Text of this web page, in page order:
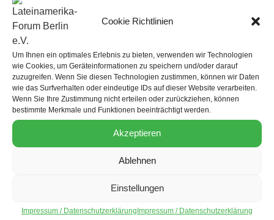
Cookie Richtlinien
Um Ihnen ein optimales Erlebnis zu bieten, verwenden wir Technologien
wie Cookies, um Geräteinformationen zu speichern und/oder darauf
zuzugreifen. Wenn Sie diesen Technologien zustimmen, können wir Daten
wie das Surfverhalten oder eindeutige IDs auf dieser Website verarbeiten.
Wenn Sie Ihre Zustimmung nicht erteilen oder zurückziehen, können
bestimmte Merkmale und Funktionen beeinträchtigt werden.
Akzeptieren
Ablehnen
Einstellungen
Impressum / DatenschutzerklärungImpressum / Datenschutzerklärung
mit uns teilen.
Flyer zur Veranstaltung:
Indigener Aktivismus im Peru der Krisen
Die Veranstaltung findet auf Spanisch mit Dolmetschung
ins Deutsche statt. Kontakt für Fragen zur Veranstaltung:
leon@infoe.de
Eine Kooperationsveranstaltung von:
Informationsstelle Peru e.V.,